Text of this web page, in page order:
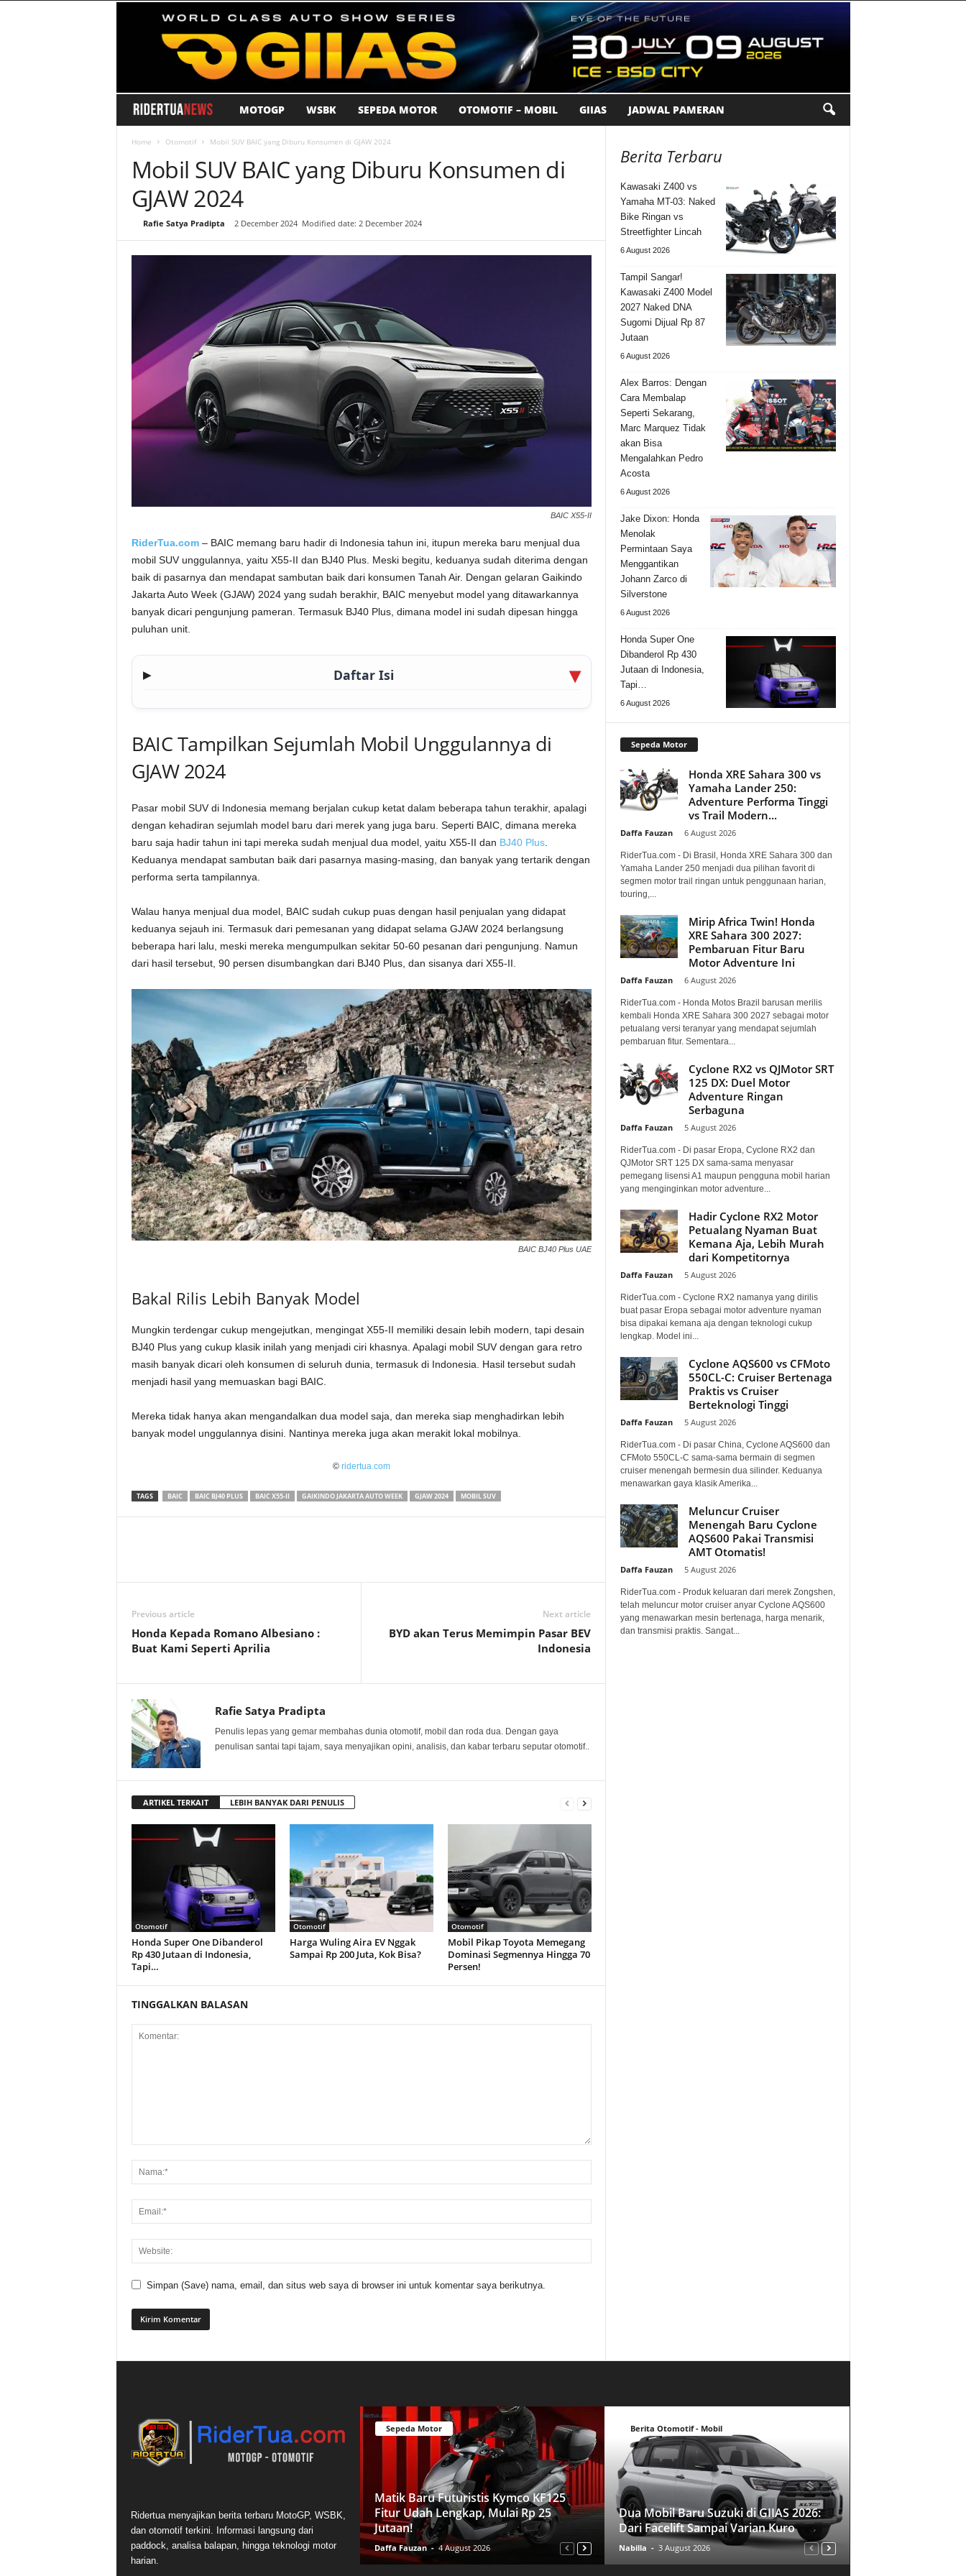
i
d
e
u
a
.
m
MOTOGP WSBK SEPEDA MOTOR OTOMOTIF – MOBIL GIIAS JADWAL PAMERAN
Home Otomotif Mobil SUV BAIC yang Diburu Konsumen di GJAW 2024
Mobil SUV BAIC yang Diburu Konsumen di
GJAW 2024
Rafie Satya Pradipta 2 December 2024 Modified date: 2 December 2024
BAIC X55-II
RiderTua.com– BAIC memang baru hadir di Indonesia tahun ini, itupun mereka baru menjual dua
mobil SUV unggulannya, yaitu X55-II dan BJ40 Plus. Meski begitu, keduanya sudah diterima dengan
baik di pasarnya dan mendapat sambutan baik dari konsumen Tanah Air. Dengan gelaran Gaikindo
Jakarta Auto Week (GJAW) 2024 yang sudah berakhir, BAIC menyebut model yang ditawarkannya
banyak dicari pengunjung pameran. Termasuk BJ40 Plus, dimana model ini sudah dipesan hingga
puluhan unit.
▶ Daftar Isi
BAIC Tampilkan Sejumlah Mobil Unggulannya di
GJAW 2024
Pasar mobil SUV di Indonesia memang berjalan cukup ketat dalam beberapa tahun terakhir, apalagi
dengan kehadiran sejumlah model baru dari merek yang juga baru. Seperti BAIC, dimana mereka
baru saja hadir tahun ini tapi mereka sudah menjual dua model, yaitu X55-II dan BJ40 Plus.
Keduanya mendapat sambutan baik dari pasarnya masing-masing, dan banyak yang tertarik dengan
performa serta tampilannya.
Walau hanya menjual dua model, BAIC sudah cukup puas dengan hasil penjualan yang didapat
keduanya sejauh ini. Termasuk dari pemesanan yang didapat selama GJAW 2024 berlangsung
beberapa hari lalu, meski mereka mengumpulkan sekitar 50-60 pesanan dari pengunjung. Namun
dari hasil tersebut, 90 persen disumbangkan dari BJ40 Plus, dan sisanya dari X55-II.
BAIC BJ40 Plus UAE
Bakal Rilis Lebih Banyak Model
Mungkin terdengar cukup mengejutkan, mengingat X55-II memiliki desain lebih modern, tapi desain
BJ40 Plus yang cukup klasik inilah yang menjadi ciri khasnya. Apalagi mobil SUV dengan gara retro
masih banyak dicari oleh konsumen di seluruh dunia, termasuk di Indonesia. Hasil tersebut sudah
menjadi hasil yang memuaskan bagi BAIC.
Mereka tidak hanya akan mengandalkan dua model saja, dan mereka siap menghadirkan lebih
banyak model unggulannya disini. Nantinya mereka juga akan merakit lokal mobilnya.
© ridertua.com
TAGS BAIC BAIC BJ40 PLUS BAIC X55-II GAIKINDO JAKARTA AUTO WEEK GJAW 2024 MOBIL SUV
Previous article
Honda Kepada Romano Albesiano :
Buat Kami Seperti Aprilia
Next article
BYD akan Terus Memimpin Pasar BEV
Indonesia
Rafie Satya Pradipta
Penulis lepas yang gemar membahas dunia otomotif, mobil dan roda dua. Dengan gaya
penulisan santai tapi tajam, saya menyajikan opini, analisis, dan kabar terbaru seputar otomotif..
ARTIKEL TERKAIT LEBIH BANYAK DARI PENULIS
Otomotif
Honda Super One Dibanderol
Rp 430 Jutaan di Indonesia,
Tapi…
Otomotif
Harga Wuling Aira EV Nggak
Sampai Rp 200 Juta, Kok Bisa?
Otomotif
Mobil Pikap Toyota Memegang
Dominasi Segmennya Hingga 70
Persen!
TINGGALKAN BALASAN
Simpan (Save) nama, email, dan situs web saya di browser ini untuk komentar saya berikutnya.
Berita Terbaru
Kawasaki Z400 vs
Yamaha MT-03: Naked
Bike Ringan vs
Streetfighter Lincah
6 August 2026
Tampil Sangar!
Kawasaki Z400 Model
2027 Naked DNA
Sugomi Dijual Rp 87
Jutaan
6 August 2026
Alex Barros: Dengan
Cara Membalap
Seperti Sekarang,
Marc Marquez Tidak
akan Bisa
Mengalahkan Pedro
Acosta
6 August 2026
Jake Dixon: Honda
Menolak
Permintaan Saya
Menggantikan
Johann Zarco di
Silverstone
6 August 2026
Honda Super One
Dibanderol Rp 430
Jutaan di Indonesia,
Tapi…
6 August 2026
Sepeda Motor
Honda XRE Sahara 300 vs
Yamaha Lander 250:
Adventure Performa Tinggi
vs Trail Modern...
Daffa Fauzan 6 August 2026
RiderTua.com - Di Brasil, Honda XRE Sahara 300 dan
Yamaha Lander 250 menjadi dua pilihan favorit di
segmen motor trail ringan untuk penggunaan harian,
touring,...
Mirip Africa Twin! Honda
XRE Sahara 300 2027:
Pembaruan Fitur Baru
Motor Adventure Ini
Daffa Fauzan 6 August 2026
RiderTua.com - Honda Motos Brazil barusan merilis
kembali Honda XRE Sahara 300 2027 sebagai motor
petualang versi teranyar yang mendapat sejumlah
pembaruan fitur. Sementara...
Cyclone RX2 vs QJMotor SRT
125 DX: Duel Motor
Adventure Ringan
Serbaguna
Daffa Fauzan 5 August 2026
RiderTua.com - Di pasar Eropa, Cyclone RX2 dan
QJMotor SRT 125 DX sama-sama menyasar
pemegang lisensi A1 maupun pengguna mobil harian
yang menginginkan motor adventure...
Hadir Cyclone RX2 Motor
Petualang Nyaman Buat
Kemana Aja, Lebih Murah
dari Kompetitornya
Daffa Fauzan 5 August 2026
RiderTua.com - Cyclone RX2 namanya yang dirilis
buat pasar Eropa sebagai motor adventure nyaman
bisa dipakai kemana aja dengan teknologi cukup
lengkap. Model ini...
Cyclone AQS600 vs CFMoto
550CL-C: Cruiser Bertenaga
Praktis vs Cruiser
Berteknologi Tinggi
Daffa Fauzan 5 August 2026
RiderTua.com - Di pasar China, Cyclone AQS600 dan
CFMoto 550CL-C sama-sama bermain di segmen
cruiser menengah bermesin dua silinder. Keduanya
menawarkan gaya klasik Amerika...
Meluncur Cruiser
Menengah Baru Cyclone
AQS600 Pakai Transmisi
AMT Otomatis!
Daffa Fauzan 5 August 2026
RiderTua.com - Produk keluaran dari merek Zongshen,
telah meluncur motor cruiser anyar Cyclone AQS600
yang menawarkan mesin bertenaga, harga menarik,
dan transmisi praktis. Sangat...
Ridertua menyajikan berita terbaru MotoGP, WSBK,
dan otomotif terkini. Informasi langsung dari
paddock, analisa balapan, hingga teknologi motor
harian.
Sepeda Motor
Matik Baru Futuristis Kymco KF125
Fitur Udah Lengkap, Mulai Rp 25
Jutaan!
Daffa Fauzan - 4 August 2026
Berita Otomotif - Mobil
Dua Mobil Baru Suzuki di GIIAS 2026:
Dari Facelift Sampai Varian Kuro
Nabilla - 3 August 2026